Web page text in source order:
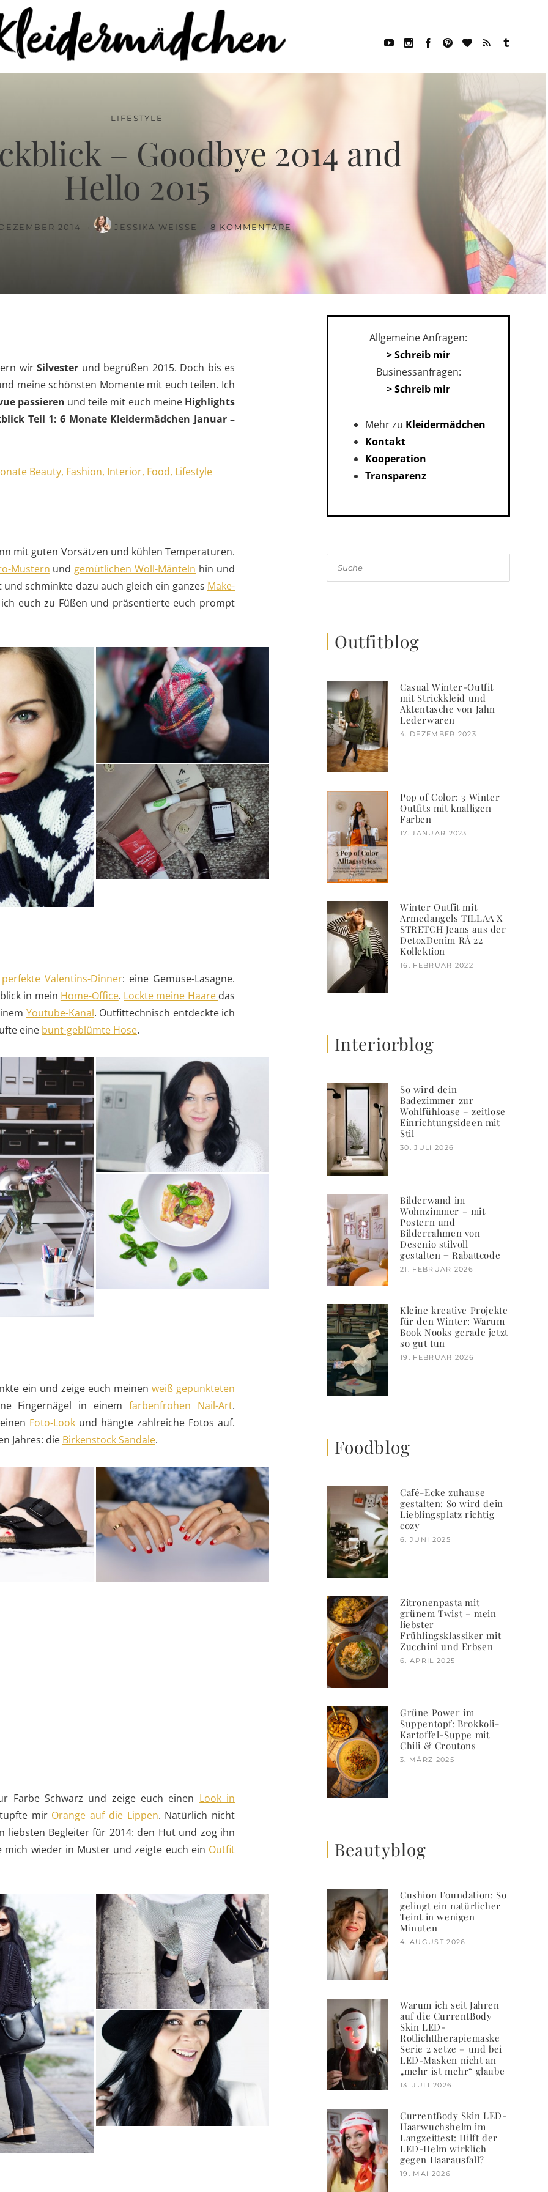
86% Jahresrückblick – Goodbye 2014 and Hello 2015
LIFESTYLE
– Goodbye 2014 and
Hello 2015
2014 JESSIKA WEISSE 8 KOMMENTARE
wir Silvester und begrüßen 2015. Doch bis es
meine schönsten Momente mit euch teilen. Ich
passieren und teile mit euch meine Highlights
Teil 1: 6 Monate Kleidermädchen Januar –
mit guten Vorsätzen und kühlen Temperaturen.
Mustern und gemütlichen Woll-Mänteln hin und
schminkte dazu auch gleich ein ganzes Make-
euch zu Füßen und präsentierte euch prompt
perfekte Valentins-Dinner: eine Gemüse-Lasagne.
in mein Home-Office. Lockte meine Haare das
Youtube-Kanal. Outfittechnisch entdeckte ich
eine bunt-geblümte Hose.
ein und zeige euch meinen weiß gepunkteten
Fingernägel in einemfarbenfrohen Nail-Art.
Foto-Look und hängte zahlreiche Fotos auf.
Jahres: die Birkenstock Sandale.
Farbe Schwarz und zeige euch einen Look in
mirOrange auf die Lippen. Natürlich nicht
liebsten Begleiter für 2014: den Hut und zog ihn
wieder in Muster und zeigte euch ein Outfit
Allgemeine Anfragen:
> Schreib mir
Businessanfragen:
> Schreib mir
Mehr zu Kleidermädchen
Kontakt
Kooperation
Transparenz
Suche
Outfitblog
Casual Winter-Outfit
mit Strickkleid und
Aktentasche von Jahn
Lederwaren
4. DEZEMBER 2023
Pop of Color: 3 Winter
Outfits mit knalligen
Farben
17. JANUAR 2023
Winter Outfit mit
Armedangels TILLAA X
STRETCH Jeans aus der
DetoxDenim RÅ 22
Kollektion
16. FEBRUAR 2022
Interiorblog
So wird dein
Badezimmer zur
Wohlfühloase – zeitlose
Einrichtungsideen mit
Stil
30. JULI 2026
Bilderwand im
Wohnzimmer – mit
Postern und
Bilderrahmen von
Desenio stilvoll
gestalten + Rabattcode
21. FEBRUAR 2026
Kleine kreative Projekte
für den Winter: Warum
Book Nooks gerade jetzt
so gut tun
19. FEBRUAR 2026
Foodblog
Café-Ecke zuhause
gestalten: So wird dein
Lieblingsplatz richtig
cozy
6. JUNI 2025
Zitronenpasta mit
grünem Twist – mein
liebster
Frühlingsklassiker mit
Zucchini und Erbsen
6. APRIL 2025
Grüne Power im
Suppentopf: Brokkoli-
Kartoffel-Suppe mit
Chili & Croutons
3. MÄRZ 2025
Beautyblog
Cushion Foundation: So
gelingt ein natürlicher
Teint in wenigen
Minuten
4. AUGUST 2026
Warum ich seit Jahren
auf die CurrentBody
Skin LED-
Rotlichttherapiemaske
Serie 2 setze – und bei
LED-Masken nicht an
„mehr ist mehr“ glaube
13. JULI 2026
CurrentBody Skin LED-
Haarwuchshelm im
Langzeittest: Hilft der
LED-Helm wirklich
gegen Haarausfall?
19. MAI 2026